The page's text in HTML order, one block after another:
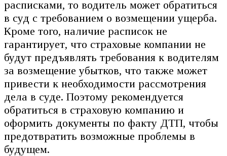
расписками, то водитель может обратиться
в суд с требованием о возмещении ущерба.
Кроме того, наличие расписок не
гарантирует, что страховые компании не
будут предъявлять требования к водителям
за возмещение убытков, что также может
привести к необходимости рассмотрения
дела в суде. Поэтому рекомендуется
обратиться в страховую компанию и
оформить документы по факту ДТП, чтобы
предотвратить возможные проблемы в
будущем.